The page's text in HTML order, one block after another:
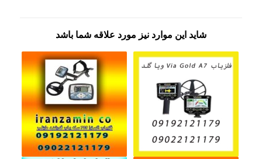
شاید این موارد نیز مورد علاقه شما باشد